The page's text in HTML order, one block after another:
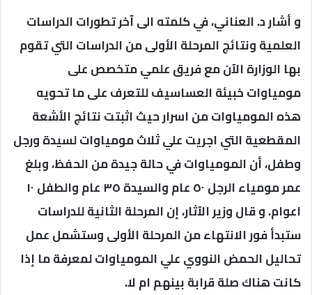
و أشار د. العناني، في كلمته الى آخر تطورات الدراسات
العلمية ونتائج المرحلة الأولى من الدراسات التي تقوم
بها الوزارة الآن مع فريق علمي متخصص على
مومياوات خبيئة العساسيف للتعرف على ما تحويه
هذه المومياوات من اسرار حيث اثبتت نتائج الأشعة
المقطعية التي اجريت علي ثلاث مومياوات لسيدة ورجل
وطفل، أن المومياوات في حالة جيدة من الحفظ، وبلغ
عمر مومياء الرجل ٥٠ عام والسيدة ٣٥ عام والطفل ١٠
اعوام. و قال وزير الآثار، إن المرحلة الثانية للدراسات
ستبدأ فور الانتهاء من المرحلة الأولى وستشمل عمل
تحاليل الحمض النووي علي المومياوات لمعرفة ما إذا
كانت هناك صلة قرابة بينهم ام لا.